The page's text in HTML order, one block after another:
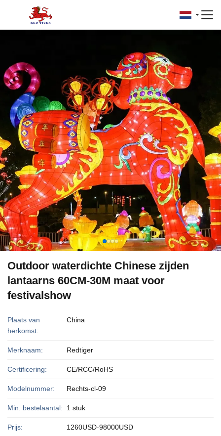
Outdoor waterdichte Chinese zijden
lantaarns 60CM-30M maat voor
festivalshow
Plaats van
herkomst:
China
Merknaam: Redtiger
Certificering: CE/RCC/RoHS
Modelnummer: Rechts-cl-09
Min. bestelaantal: 1 stuk
Prijs: 1260USD-98000USD